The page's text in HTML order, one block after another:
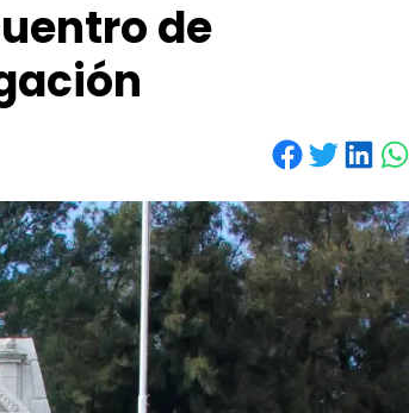
de
Share on Facebook Share on Twitter Share on LinkedIn Share on WhatsApp